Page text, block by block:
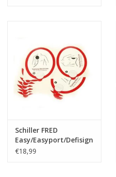
Schiller FRED
Easy/Easyport/Defisign
trainingselektroden
€18,99